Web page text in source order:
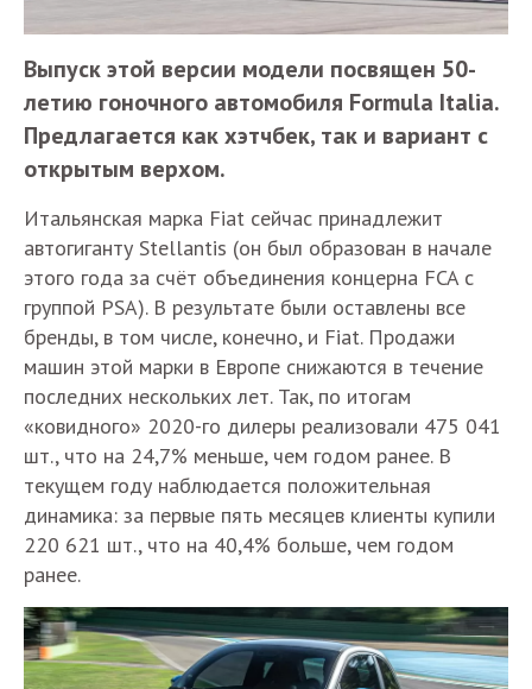
Выпуск этой версии модели посвящен 50-
летию гоночного автомобиля Formula Italia.
Предлагается как хэтчбек, так и вариант с
открытым верхом.
Итальянская марка Fiat сейчас принадлежит
автогиганту Stellantis (он был образован в начале
этого года за счёт объединения концерна FCA с
группой PSA). В результате были оставлены все
бренды, в том числе, конечно, и Fiat. Продажи
машин этой марки в Европе снижаются в течение
последних нескольких лет. Так, по итогам
«ковидного» 2020-го дилеры реализовали 475 041
шт., что на 24,7% меньше, чем годом ранее. В
текущем году наблюдается положительная
динамика: за первые пять месяцев клиенты купили
220 621 шт., что на 40,4% больше, чем годом
ранее.